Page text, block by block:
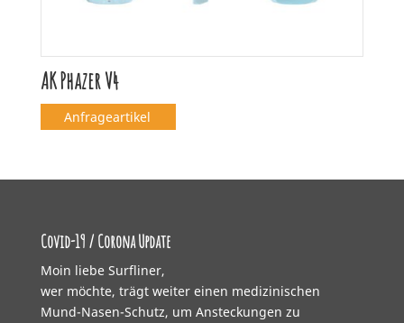
AK Phazer V4
Anfrageartikel
Covid-19 / Corona Update
Moin liebe Surfliner,
wer möchte, trägt weiter einen medizinischen
Mund-Nasen-Schutz, um Ansteckungen zu